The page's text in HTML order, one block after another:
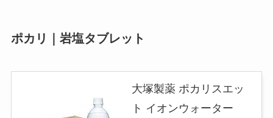
ポカリ｜岩塩タブレット
大塚製薬 ポカリスエッ
ト イオンウォーター